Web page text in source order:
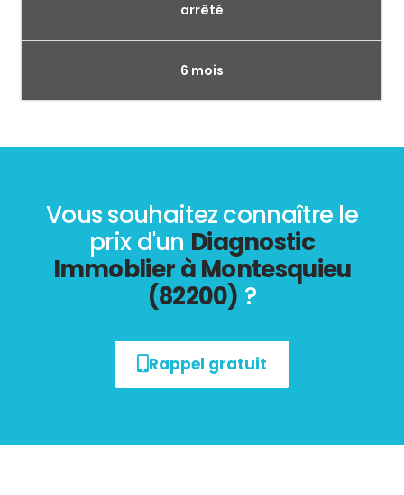
arrêté
6 mois
Vous souhaitez connaître le
prix d'un Diagnostic
Immoblier à Montesquieu
(82200) ?
Rappel gratuit